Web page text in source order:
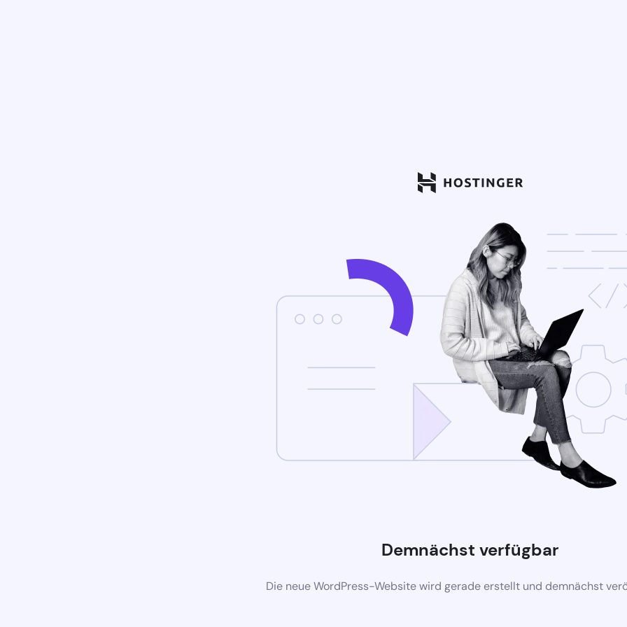
Demnächst verfügbar
Die neue WordPress-Website wird gerade erstellt und demnächst